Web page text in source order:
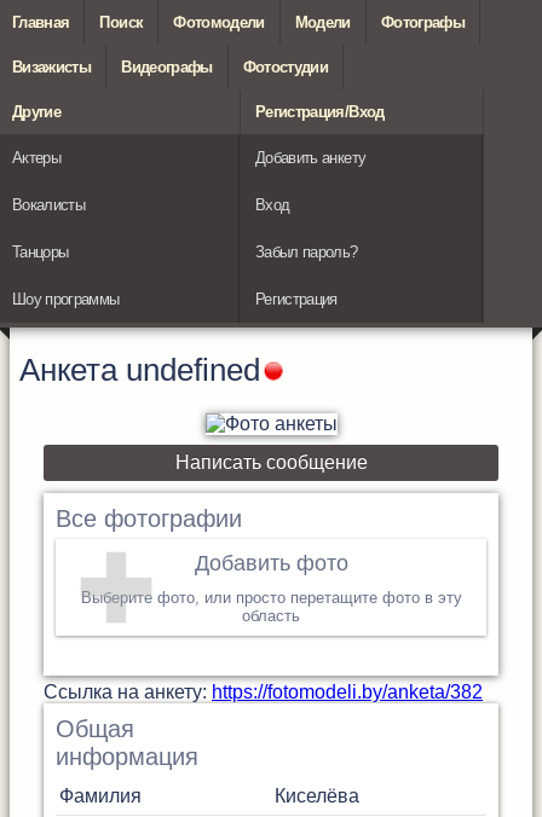
Главная Поиск Фотомодели Модели Фотографы
Визажисты Видеографы Фотостудии
Другие
Актеры
Вокалисты
Танцоры
Шоу программы
Регистрация/Вход
Добавить анкету
Вход
Забыл пароль?
Регистрация
Анкета undefined
Написать сообщение
Все фотографии
Добавить фото
Выберите фото, или просто перетащите фото в эту
область
Cсылка на анкету: https://fotomodeli.by/anketa/382
Общая
информация
Фамилия
Киселёва